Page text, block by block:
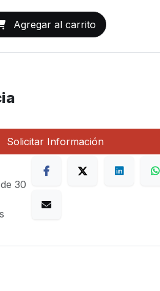
Agregar al carrito
Solicitar Información
30